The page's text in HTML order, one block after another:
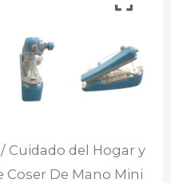
/ Cuidado del Hogar y
Coser De Mano Mini